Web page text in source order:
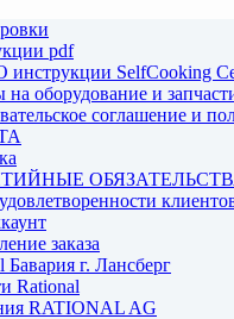
pdf
SelfCooking
оборудование и
соглашение и
заказа
Бавария г. Лансберг
Rational
RATIONAL AG